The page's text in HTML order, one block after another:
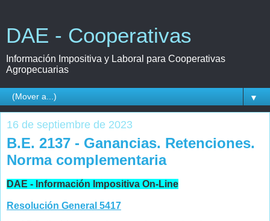
DAE - Cooperativas
Información Impositiva y Laboral para Cooperativas
Agropecuarias
▼
16 de septiembre de 2023
B.E. 2137 - Ganancias. Retenciones.
Norma complementaria
DAE - Información Impositiva On-Line
Resolución General 5417